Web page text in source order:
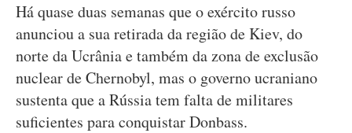
Há quase duas semanas que o exército russo
anunciou a sua retirada da região de Kiev, do
norte da Ucrânia e também da zona de exclusão
nuclear de Chernobyl, mas o governo ucraniano
sustenta que a Rússia tem falta de militares
suficientes para conquistar Donbass.